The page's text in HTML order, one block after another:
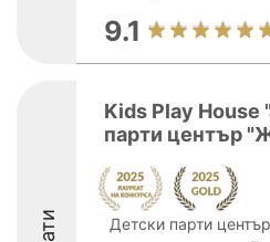
9.1
Kids Play House
парти център
Детски парти